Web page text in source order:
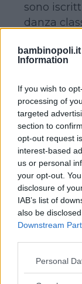
bambinopoli.it
Information
If you wish to
processing of
targeted
section to
opt-out request
interest-based
us or personal
your opt-out.
disclosure of
IAB’s list of
also be
Downstream
Please note
Personal
sono
danza
In
o quelli
Per gli
provare, i
danza più
Alla base
tenativo
come
tutto sotto
I bimbi